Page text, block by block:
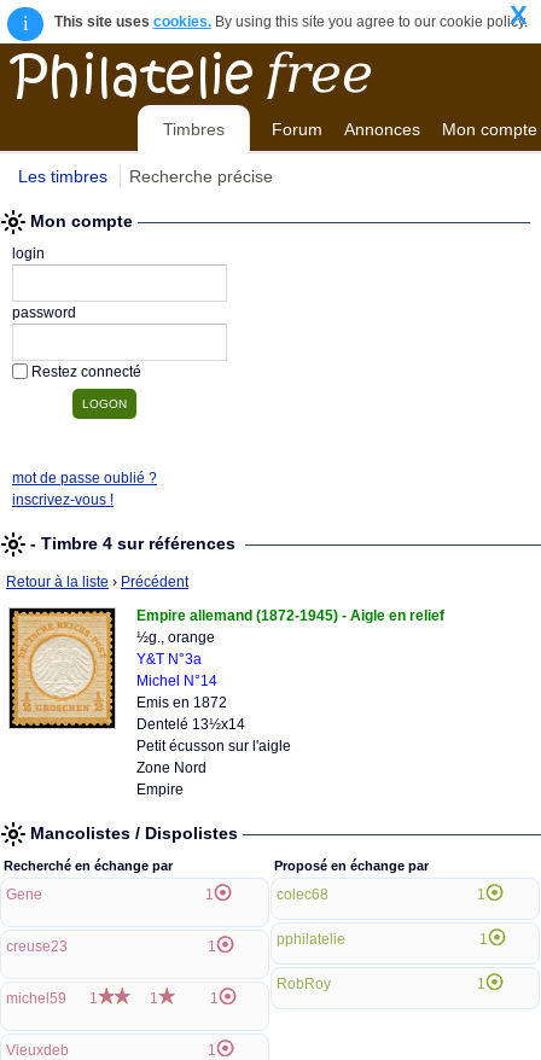
i This site uses cookies.By using this site you agree to our cookie policy.
X
Timbres Forum Annonces Mon compte
Les timbres Recherche précise
Mon compte
login
password
Restez connecté
mot de passe oublié ?
inscrivez-vous !
- Timbre 4 sur références
Retour à la liste › Précédent
Empire allemand (1872-1945) - Aigle en relief
½g., orange
Y&T N°3a
Michel N°14
Emis en 1872
Dentelé 13½x14
Petit écusson sur l'aigle
Zone Nord
Empire
Mancolistes / Dispolistes
Recherché en échange par
Gene 1
creuse23 1
michel59 1 1 1
Vieuxdeb 1
Proposé en échange par
colec68 1
pphilatelie 1
RobRoy 1